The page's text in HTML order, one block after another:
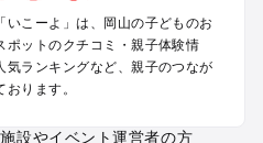
ト
こーよ」は、岡山の子どものお
ポットのクチコミ・親子体験情
気ランキングなど、親子のつなが
ります。
施設やイベント運営者の方